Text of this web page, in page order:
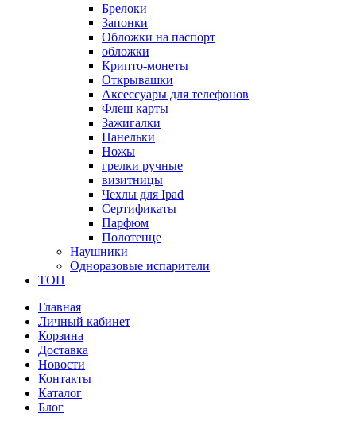
Брелоки
Запонки
Обложки на паспорт
обложки
Крипто-монеты
Открывашки
Аксессуары для телефонов
Флеш карты
Зажигалки
Панельки
Ножы
грелки ручные
визитницы
Чехлы для Ipad
Сертификаты
Парфюм
Полотенце
Наушники
Одноразовые испарители
ТОП
Главная
Личный кабинет
Корзина
Доставка
Новости
Контакты
Каталог
Блог